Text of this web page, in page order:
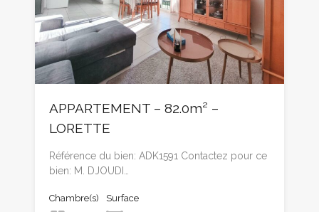
APPARTEMENT – 82.0m² –
LORETTE
Référence du bien: ADK1591 Contactez pour ce
bien: M. DJOUDI…
Chambre(s)
Surface